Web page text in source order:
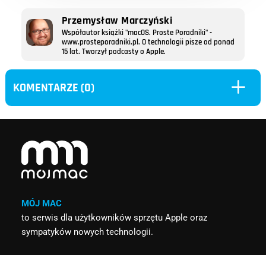
Przemysław Marczyński
Współautor książki "macOS. Proste Poradniki" -
www.prosteporadniki.pl. O technologii pisze od ponad
15 lat. Tworzył podcasty o Apple.
KOMENTARZE (0) L
MÓJ MAC
to serwis dla użytkowników sprzętu Apple oraz
sympatyków nowych technologii.